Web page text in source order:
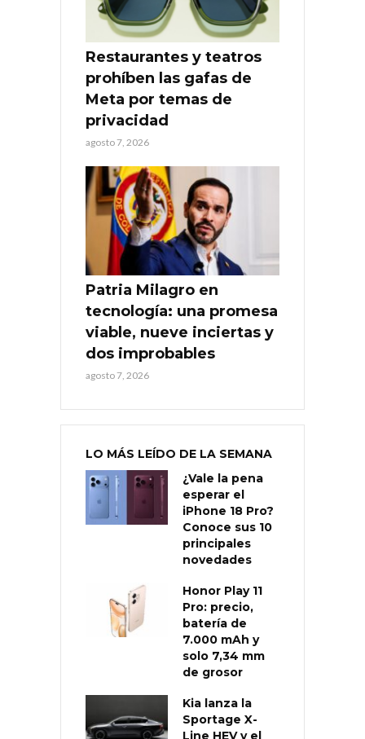
Restaurantes y teatros
prohíben las gafas de
Meta por temas de
privacidad
agosto 7, 2026
Patria Milagro en
tecnología: una promesa
viable, nueve inciertas y
dos improbables
agosto 7, 2026
LO MÁS LEÍDO DE LA SEMANA
¿Vale la pena
esperar el
iPhone 18 Pro?
Conoce sus 10
principales
novedades
Honor Play 11
Pro: precio,
batería de
7.000 mAh y
solo 7,34 mm
de grosor
Kia lanza la
Sportage X-
Line HEV y el